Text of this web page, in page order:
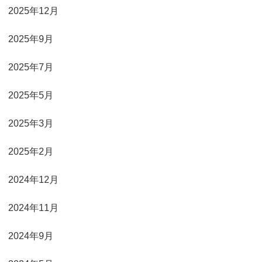
2025年12月
2025年9月
2025年7月
2025年5月
2025年3月
2025年2月
2024年12月
2024年11月
2024年9月